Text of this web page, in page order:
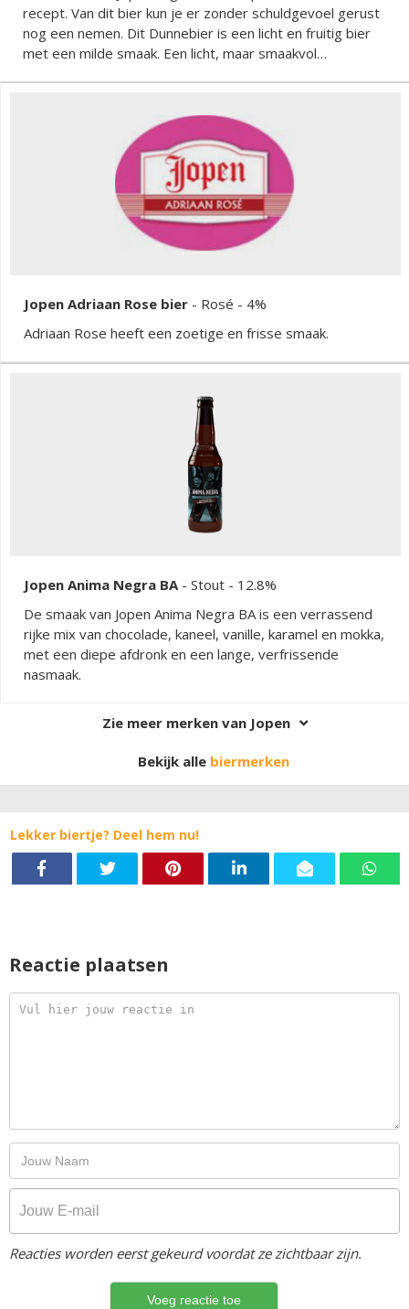
recept. Van dit bier kun je er zonder schuldgevoel gerust
nog een nemen. Dit Dunnebier is een licht en fruitig bier
met een milde smaak. Een licht, maar smaakvol
Jopen Adriaan Rose bier - Rosé - 4%
Adriaan Rose heeft een zoetige en frisse smaak.
Jopen Anima Negra BA - Stout - 12.8%
De smaak van Jopen Anima Negra BA is een verrassend
rijke mix van chocolade, kaneel, vanille, karamel en mokka,
met een diepe afdronk en een lange, verfrissende
nasmaak.
Zie meer merken van Jopen
Bekijk alle biermerken
Lekker biertje? Deel hem nu!
Reactie plaatsen
Reacties worden eerst gekeurd voordat ze zichtbaar zijn.